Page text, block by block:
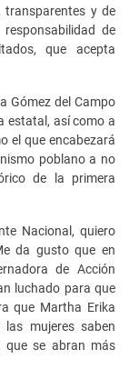
transparentes y de
de
que acepta
Gómez del Campo
estatal, así como a
el que encabezará
poblano a no
de la primera
Nacional, quiero
da gusto que en
de Acción
luchado para que
que Martha Erika
mujeres saben
que se abran más